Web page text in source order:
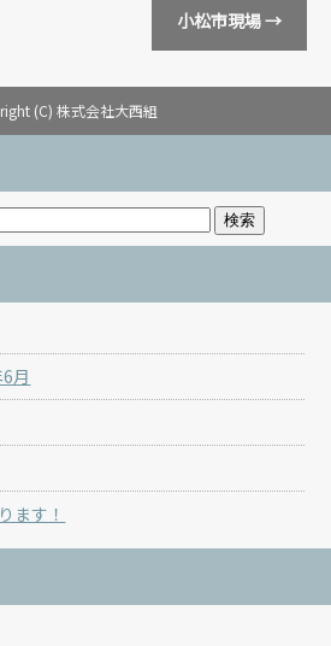
小松市現場→
(C) 株式会社大西組
月
ます！